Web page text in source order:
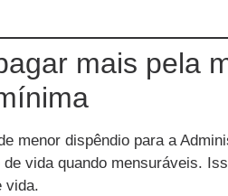
mais pela
menor dispêndio para a
vida quando mensuráveis.
vida.